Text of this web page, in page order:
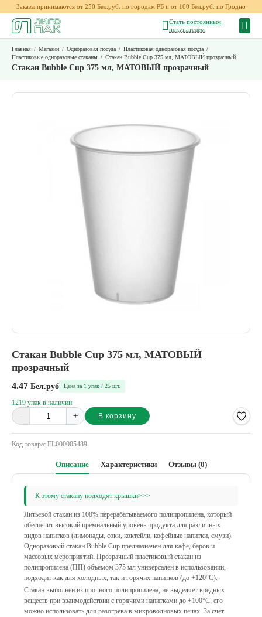
Заказы принимаются от 250 Бел.руб. по городам РБ и от 100 Бел.руб. по Гродно
Стать постоянным
покупателем
Главная / Магазин / Одноразовая посуда / Пластиковая одноразовая посуда /
Пластиковые одноразовые стаканы / Стакан Bubble Cup 375 мл, МАТОВЫЙ прозрачный
Стакан Bubble Cup 375 мл, МАТОВЫЙ прозрачный
Стакан Bubble Cup 375 мл, МАТОВЫЙ
прозрачный
4.47 Бел.руб Цена за 1 упак / 25 шт.
1219 упак в наличии
- + В корзину
Alternative:
Код товара: EL000005489
Описание Характеристики Отзывы (0)
К этому стакану подходят крышки>>>
Литьевой стакан из 100% перерабатываемого полипропилена, который
обеспечит высокий премиальный уровень продукта для различных
видов напитков (лимонады, соки, коктейли, кофейные напитки, смузи).
Одноразовый стакан Bubble Cup предназначен для кафе, баров и
массовых мероприятий. Прозрачный пластиковый стакан из
полипропилена (ПП) объёмом 375 мл универсален в использовании,
подходит как для холодных, так и горячих напитков (до +120°C).
Стакан выполнен из прочного полипропилена, не выделяет вредных
веществ при взаимодействии с горячими напитками до +100°С, его
можно использовать для разогрева в микроволновых печах. За счёт